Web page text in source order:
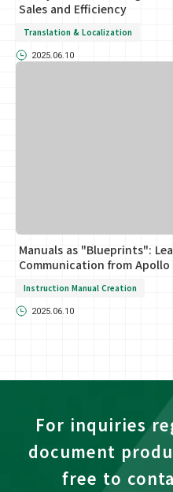
Sales and Efficiency
Translation & Localization
2025.06.10
Manuals as "Blueprints":
Communication from Apollo
Instruction Manual Creation
2025.06.10
For inquiries
document
free to